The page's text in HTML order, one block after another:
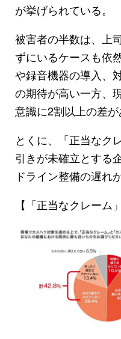
が挙げられている。
被害者の半数は、上
ずにいるケースも依
や録音機器の導入、
の期待が高い一方、
意識に2割以上の差が
とくに、「正当なク
引きが未確立とする
ドライン整備の遅れ
【「正当なクレーム